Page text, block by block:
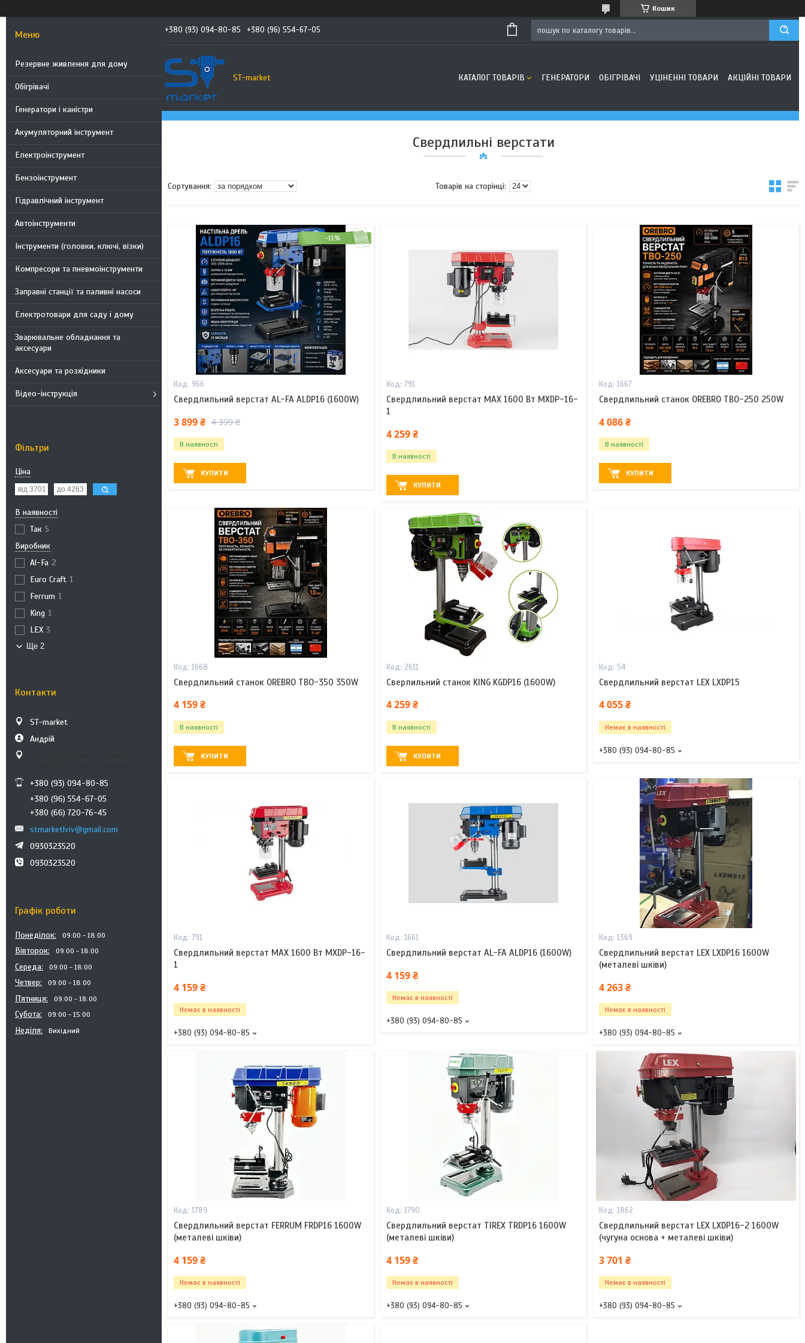
Кошик
Резервне живлення для дому
Обігрівачі
Генератори і каністри
Акумуляторний інструмент
Електроінструмент
Бензоінструмент
Гідравлічний інструмент
Автоінструменти
Інструменти (головки, ключі, візки)
Компресори та пневмоінструменти
Заправні станції та паливні насоси
Електротовари для саду і дому
Зварювальне обладнання та
аксесуари
Аксесуари та розхідники
Відео-інструкція
Фільтри
Ціна
В наявності
Так 5
Виробник
Al-Fa 2
Euro Craft 1
Ferrum 1
King 1
LEX 3
Ще 2
Контакти
ST-market
Андрій
+380 (93) 094-80-85
+380 (96) 554-67-05
+380 (66) 720-76-45
stmarketlviv@gmail.com
0930323520
0930323520
Графік роботи
Понеділок 09:00 18:00
Вівторок 09:00 18:00
Середа 09:00 18:00
Четвер 09:00 18:00
Пʼятниця 09:00 18:00
Субота 09:00 15:00
Неділя Вихідний
+380 (93) 094-80-85 +380 (96) 554-67-05
ST-market КАТАЛОГ ТОВАРІВ ГЕНЕРАТОРИ ОБІГРІВАЧІ УЦІНЕННІ ТОВАРИ АКЦІЙНІ ТОВАРИ
Свердлильні верстати
–11%
966
Свердлильний верстат AL-FA ALDP16 (1600W)
3 899 ₴ 4 399 ₴
В наявності
КУПИТИ
791
Свердлильний верстат MAX 1600 Вт MXDP-16-
1
4 259 ₴
В наявності
КУПИТИ
1667
Свердлильний станок OREBRO TBO-250 250W
4 086 ₴
В наявності
КУПИТИ
1668
Свердлильний станок OREBRO TBO-350 350W
4 159 ₴
В наявності
КУПИТИ
2611
Сверлильний станок KING KGDP16 (1600W)
4 259 ₴
В наявності
КУПИТИ
54
Свердлильний верстат LEX LXDP15
4 055 ₴
Немає в наявності
+380 (93) 094-80-85
791
Свердлильний верстат MAX 1600 Вт MXDP-16-
1
4 159 ₴
Немає в наявності
+380 (93) 094-80-85
1661
Свердлильний верстат AL-FA ALDP16 (1600W)
4 159 ₴
Немає в наявності
+380 (93) 094-80-85
1369
Свердлильний верстат LEX LXDP16 1600W
(металеві шківи)
4 263 ₴
Немає в наявності
+380 (93) 094-80-85
1789
Свердлильний верстат FERRUM FRDP16 1600W
(металеві шківи)
4 159 ₴
Немає в наявності
+380 (93) 094-80-85
1790
Свердлильний верстат TIREX TRDP16 1600W
(металеві шківи)
4 159 ₴
Немає в наявності
+380 (93) 094-80-85
1862
Свердлильний верстат LEX LXDP16-2 1600W
(чугуна основа + металеві шківи)
3 701 ₴
Немає в наявності
+380 (93) 094-80-85